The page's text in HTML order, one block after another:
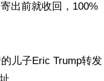
出前就收回，100%
儿子Eric Trump转发